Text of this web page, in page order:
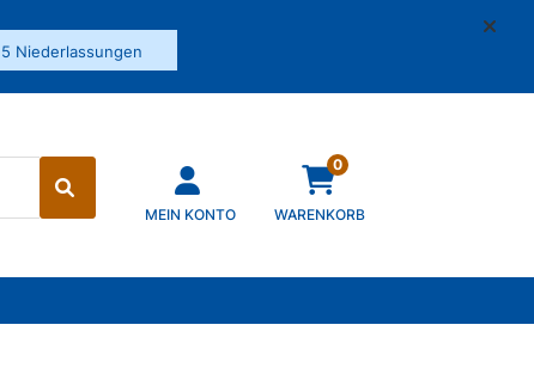
5 Niederlassungen
MEIN KONTO
0
WARENKORB